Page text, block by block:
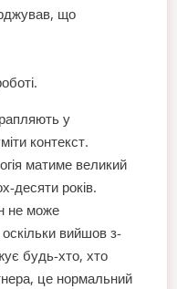
що
у
контекст.
матиме великий
десяти років.
не може
оскільки вийшов з-
будь-хто, хто
це нормальний